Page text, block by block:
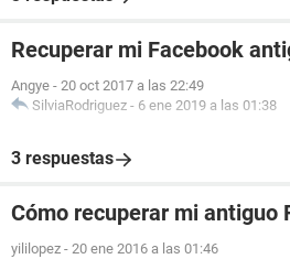
Recuperar mi Facebook
Angye - 20 oct 2017 a las 22:49
SilviaRodriguez - 6 ene 2019 a las 01:38
3 respuestas
Cómo recuperar mi antiguo
yililopez - 20 ene 2016 a las 01:46